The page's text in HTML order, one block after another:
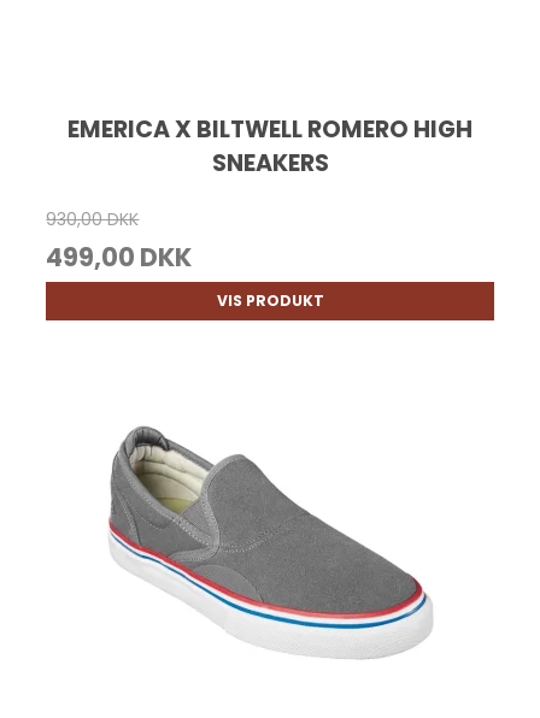
EMERICA X BILTWELL ROMERO HIGH
SNEAKERS
930,00 DKK
499,00 DKK
VIS PRODUKT